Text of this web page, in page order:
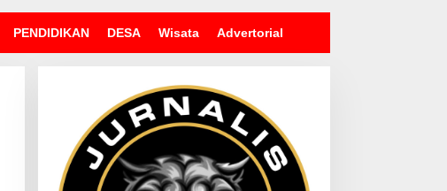
PENDIDIKAN DESA Wisata Advertorial